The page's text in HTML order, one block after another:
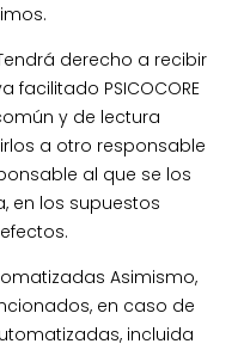
derecho a recibir
PSICOCORE
y de lectura
a otro responsable
al que se los
en los supuestos
Asimismo,
en caso de
incluida